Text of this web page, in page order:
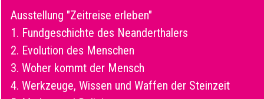
Ausstellung "Zeitreise erleben"
1. Fundgeschichte des Neanderthalers
2. Evolution des Menschen
3. Woher kommt der Mensch
4. Werkzeuge, Wissen und Waffen der Steinzeit